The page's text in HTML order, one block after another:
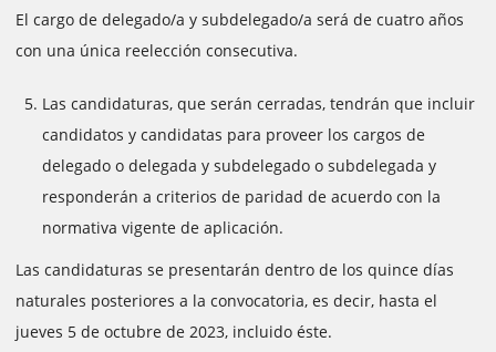
El cargo de delegado/a y subdelegado/a será de cuatro años
con una única reelección consecutiva.
Las candidaturas, que serán cerradas, tendrán que incluir
candidatos y candidatas para proveer los cargos de
delegado o delegada y subdelegado o subdelegada y
responderán a criterios de paridad de acuerdo con la
normativa vigente de aplicación.
Las candidaturas se presentarán dentro de los quince días
naturales posteriores a la convocatoria, es decir, hasta el
jueves 5 de octubre de 2023, incluido éste.